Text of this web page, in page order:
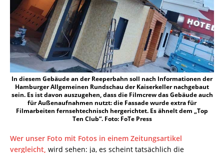
In diesem Gebäude an der Reeperbahn soll nach Informationen der
Hamburger Allgemeinen Rundschau der Kaiserkeller nachgebaut
sein. Es ist davon auszugehen, dass die Filmcrew das Gebäude auch
für Außenaufnahmen nutzt: die Fassade wurde extra für
Filmarbeiten fernsehtechnisch hergerichtet. Es ähnelt dem „Top
Ten Club“. Foto: FoTe Press
Wer unser Foto mit Fotos in einem Zeitungsartikel
vergleicht, wird sehen: ja, es scheint tatsächlich die